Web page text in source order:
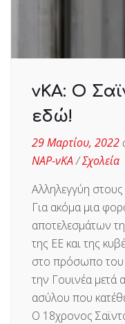
νΚΑ: Ο
εδώ!
29 Μαρτίου, 2022
ΝΑΡ-νΚΑ/Σχολεία
Αλληλεγγύη
Για ακόμα μια
αποτελεσμάτων
της ΕΕ και της
στο πρόσωπο του
την Γουινέα μετά
ασύλου που
Ο 18χρονος